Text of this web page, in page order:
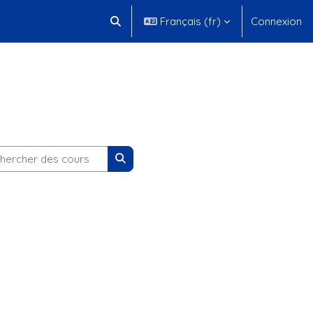
Activer/désactiver la saisie de recherche
Français ‎(fr)‎ Connexion
des cours
Rechercher des cours